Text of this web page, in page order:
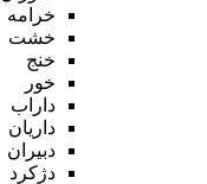
خرامه
خشت
خنج
خور
داراب
داریان
دبیران
دژکرد